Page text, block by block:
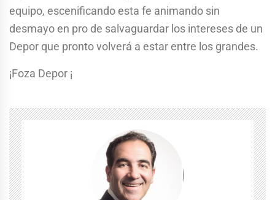
equipo, escenificando esta fe animando sin
desmayo en pro de salvaguardar los intereses de un
Depor que pronto volverá a estar entre los grandes.
¡Foza Depor ¡